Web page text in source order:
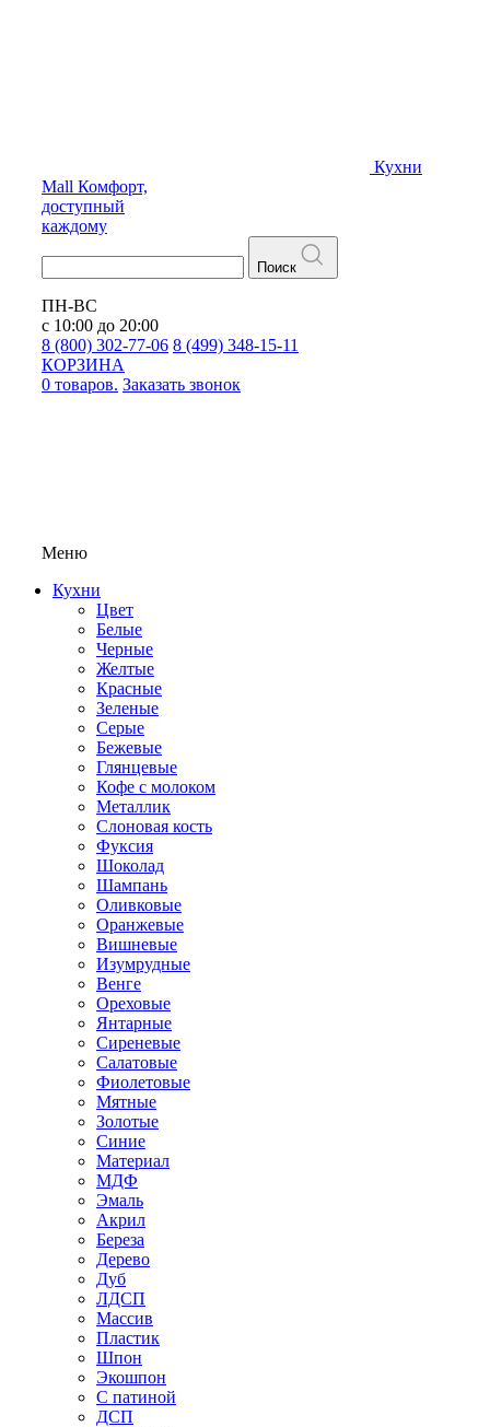
Кухни
Mall Комфорт,
доступный
каждому
Поиск
ПН-ВС
с 10:00 до 20:00
8 (800) 302-77-06 8 (499) 348-15-11
КОРЗИНА
0 товаров. Заказать звонок
Меню
Кухни
Цвет
Белые
Черные
Желтые
Красные
Зеленые
Серые
Бежевые
Глянцевые
Кофе с молоком
Металлик
Слоновая кость
Фуксия
Шоколад
Шампань
Оливковые
Оранжевые
Вишневые
Изумрудные
Венге
Ореховые
Янтарные
Сиреневые
Салатовые
Фиолетовые
Мятные
Золотые
Синие
Материал
МДФ
Эмаль
Акрил
Береза
Дерево
Дуб
ЛДСП
Массив
Пластик
Шпон
Экошпон
С патиной
ДСП